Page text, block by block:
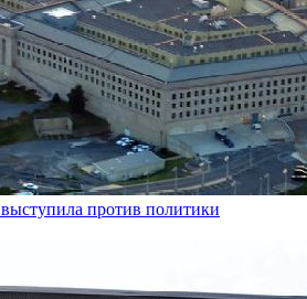
против политики